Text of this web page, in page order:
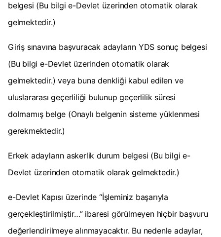
belgesi (Bu bilgi e-Devlet üzerinden otomatik olarak
gelmektedir.)
Giriş sınavına başvuracak adayların YDS sonuç belgesi
(Bu bilgi e-Devlet üzerinden otomatik olarak
gelmektedir.) veya buna denkliği kabul edilen ve
uluslararası geçerliliği bulunup geçerlilik süresi
dolmamış belge (Onaylı belgenin sisteme yüklenmesi
gerekmektedir.)
Erkek adayların askerlik durum belgesi (Bu bilgi e-
Devlet üzerinden otomatik olarak gelmektedir.)
e-Devlet Kapısı üzerinde “İşleminiz başarıyla
gerçekleştirilmiştir…” ibaresi görülmeyen hiçbir başvuru
değerlendirilmeye alınmayacaktır. Bu nedenle adaylar,